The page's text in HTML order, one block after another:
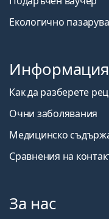
Екологично
Информация
Как да разберете
Очни заболявания
Медицинско
Сравнения на
За нас